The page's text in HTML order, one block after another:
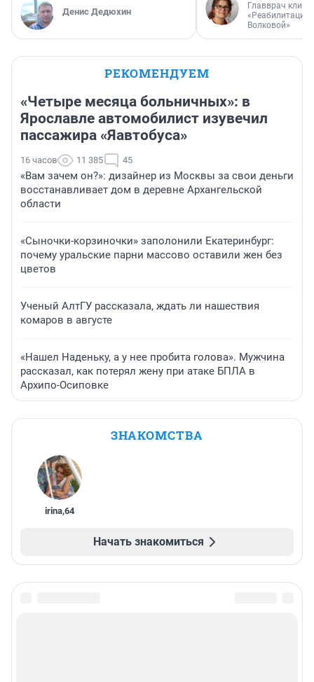
Денис Дедюхин
Главврач
«Реабилитация
Волковой»
РЕКОМЕНДУЕМ
«Четыре месяца больничных»: в
Ярославле автомобилист изувечил
пассажира «Яавтобуса»
16 часов 11 385 45
«Вам зачем он?»: дизайнер из Москвы за свои деньги
восстанавливает дом в деревне Архангельской
области
«Сыночки-корзиночки» заполонили Екатеринбург:
почему уральские парни массово оставили жен без
цветов
Ученый АлтГУ рассказала, ждать ли нашествия
комаров в августе
«Нашел Наденьку, а у нее пробита голова». Мужчина
рассказал, как потерял жену при атаке БПЛА в
Архипо-Осиповке
ЗНАКОМСТВА
irina,64
Начать знакомиться